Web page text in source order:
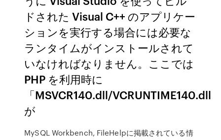
ドされた Visual C++ のアプリケー
ションを実行する場合には必要な
ランタイムがインストールされて
いなければなりません。ここでは
PHP を利用時に
「MSVCR140.dll/VCRUNTIME140.dll
が
MySQL Workbench, FileHelpに掲載されている情